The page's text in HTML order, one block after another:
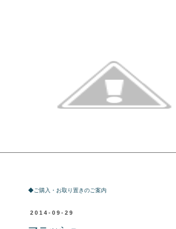
◆ご購入・お取り置きのご案内
2014-09-29